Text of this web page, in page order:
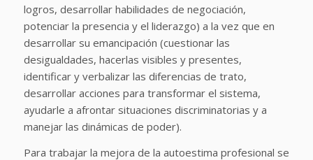
logros, desarrollar habilidades de negociación,
potenciar la presencia y el liderazgo) a la vez que en
desarrollar su emancipación (cuestionar las
desigualdades, hacerlas visibles y presentes,
identificar y verbalizar las diferencias de trato,
desarrollar acciones para transformar el sistema,
ayudarle a afrontar situaciones discriminatorias y a
manejar las dinámicas de poder).
Para trabajar la mejora de la autoestima profesional se